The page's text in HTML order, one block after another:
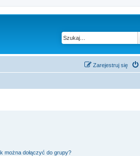
Zarejestruj się
można dołączyć do grupy?